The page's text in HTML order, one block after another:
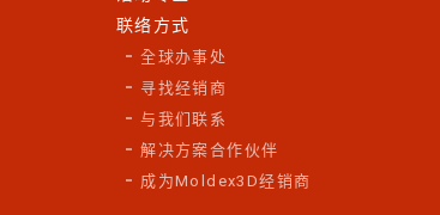
联络方式
全球办事处
寻找经销商
与我们联系
解决方案合作伙伴
成为Moldex3D经销商